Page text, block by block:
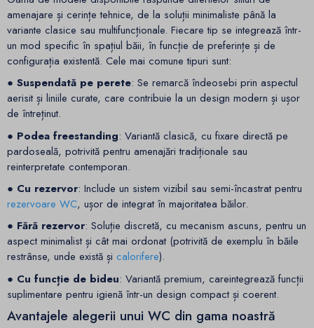
amenajare și cerințe tehnice, de la soluții minimaliste până la
variante clasice sau multifuncționale. Fiecare tip se integrează într-
un mod specific în spațiul băii, în funcție de preferințe și de
configurația existentă. Cele mai comune tipuri sunt:
● Suspendată pe perete: Se remarcă îndeosebi prin aspectul
aerisit și liniile curate, care contribuie la un design modern și ușor
de întreținut.
● Podea freestanding: Variantă clasică, cu fixare directă pe
pardoseală, potrivită pentru amenajări tradiționale sau
reinterpretate contemporan.
● Cu rezervor: Include un sistem vizibil sau semi-încastrat pentru
rezervoare WC, ușor de integrat în majoritatea băilor.
● Fără rezervor: Soluție discretă, cu mecanism ascuns, pentru un
aspect minimalist și cât mai ordonat (potrivită de exemplu în băile
restrânse, unde există și calorifere).
● Cu funcție de bideu: Variantă premium, careintegrează funcții
suplimentare pentru igienă într-un design compact și coerent.
Avantajele alegerii unui WC din gama noastră